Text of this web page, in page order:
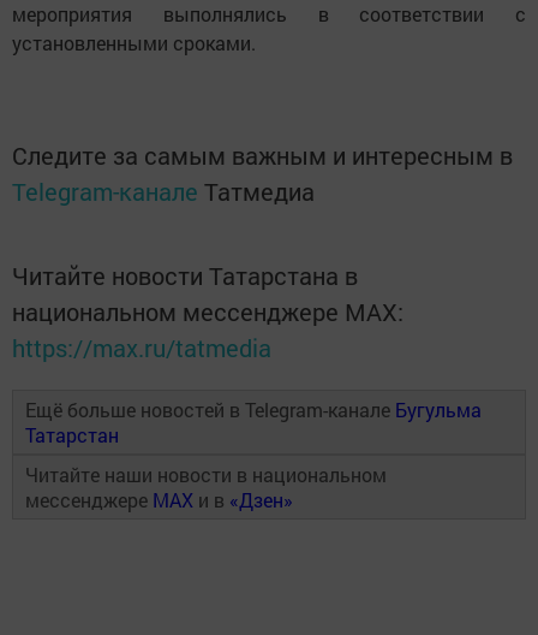
мероприятия выполнялись в соответствии с
установленными сроками.
Следите за самым важным и интересным в
Telegram-канале Татмедиа
Читайте новости Татарстана в
национальном мессенджере MАХ:
https://max.ru/tatmedia
Ещё больше новостей в Telegram-канале Бугульма
Татарстан
Читайте наши новости в национальном
мессенджере MAX и в «Дзен»